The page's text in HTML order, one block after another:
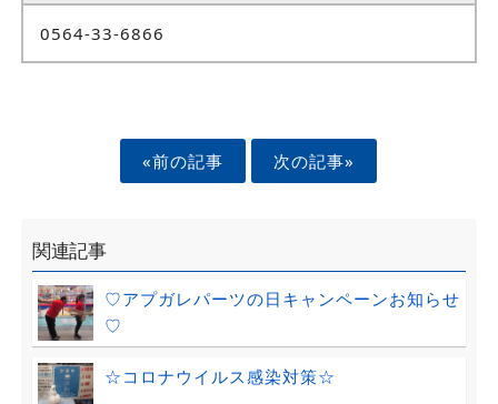
0564-33-6866
«前の記事 次の記事»
関連記事
♡アプガレパーツの日キャンペーンお知らせ
♡
☆コロナウイルス感染対策☆